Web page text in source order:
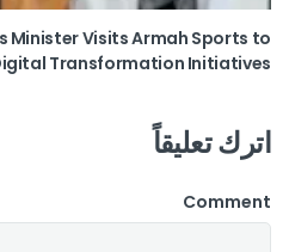
Minister Visits Armah Sports to
Transformation Initiatives
اترك تعليقاً
Comment